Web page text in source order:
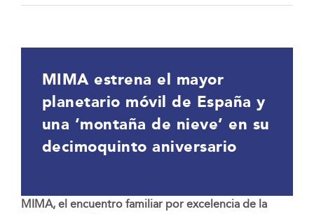
MIMA estrena el mayor
planetario móvil de España y
una ‘montaña de nieve’ en su
decimoquinto aniversario
MIMA, el encuentro familiar por excelencia de la